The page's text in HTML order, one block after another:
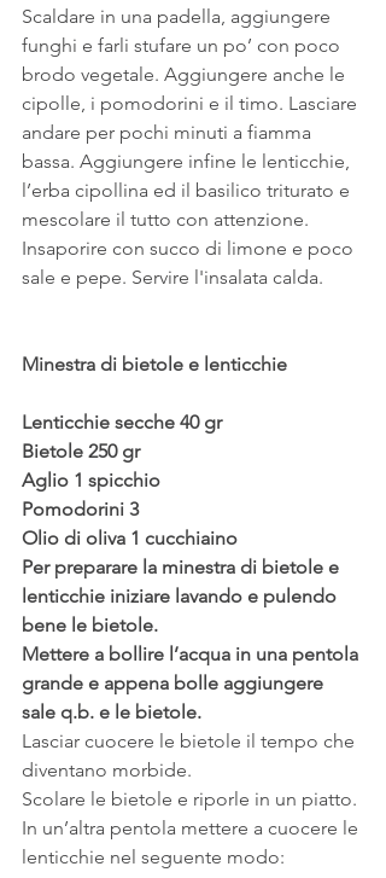
Scaldare in una padella, aggiungere
funghi e farli stufare un po’ con poco
brodo vegetale. Aggiungere anche le
cipolle, i pomodorini e il timo. Lasciare
andare per pochi minuti a fiamma
bassa. Aggiungere infine le lenticchie,
l’erba cipollina ed il basilico triturato e
mescolare il tutto con attenzione.
Insaporire con succo di limone e poco
sale e pepe. Servire l'insalata calda.
Minestra di bietole e lenticchie
Lenticchie secche 40 gr
Bietole 250 gr
Aglio 1 spicchio
Pomodorini 3
Olio di oliva 1 cucchiaino
Per preparare la minestra di bietole e
lenticchie iniziare lavando e pulendo
bene le bietole.
Mettere a bollire l’acqua in una pentola
grande e appena bolle aggiungere
sale q.b. e le bietole.
Lasciar cuocere le bietole il tempo che
diventano morbide.
Scolare le bietole e riporle in un piatto.
In un’altra pentola mettere a cuocere le
lenticchie nel seguente modo: